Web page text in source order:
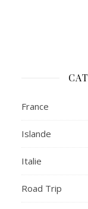
France
Islande
Italie
Road Trip